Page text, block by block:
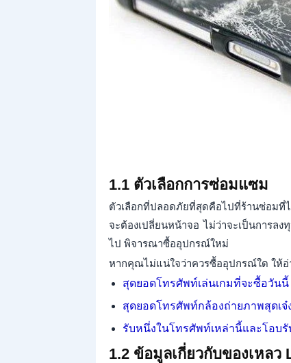
1.1 ตัวเลือกการซ่อมแซม
ตัวเลือกที่ปลอดภัยที่สุดคือไปที่ร้านซ่อ
จะต้องเปลี่ยนหน้าจอ ไม่ว่าจะเป็นการ
ไป พิจารณาซื้ออุปกรณ์ใหม่
หากคุณไม่แน่ใจว่าควรซื้ออุปกรณ์ใด ให้อ่
สุดยอดโทรศัพท์เล่นเกมที่จะซื้อวันนี้
สุดยอดโทรศัพท์กล้องถ่ายภาพสุดเจ๋
รับหนึ่งในโทรศัพท์เหล่านี้และโอบรั
1.2 ข้อมูลเกี่ยวกับของเหลว